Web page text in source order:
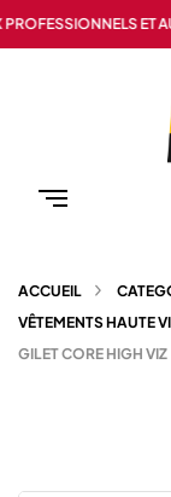
ET
ACCUEIL
VÊTEMENTS HAUTE
GILET CORE HIGH VIZ